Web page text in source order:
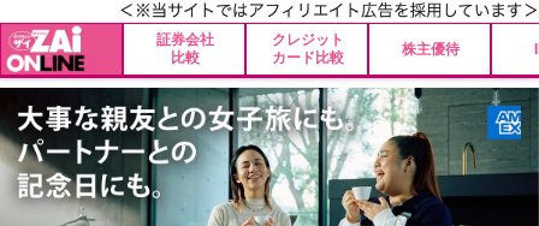
証券会社
比較
クレジット
カード比較
株主優待